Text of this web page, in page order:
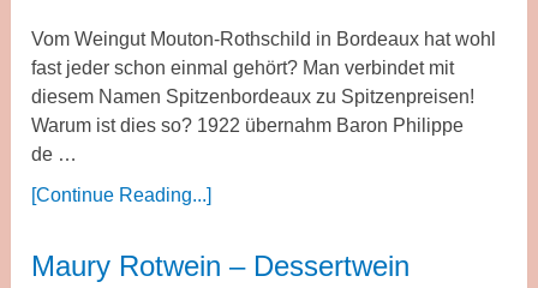
Vom Weingut Mouton-Rothschild in Bordeaux hat wohl
fast jeder schon einmal gehört? Man verbindet mit
diesem Namen Spitzenbordeaux zu Spitzenpreisen!
Warum ist dies so? 1922 übernahm Baron Philippe
de …
[Continue Reading...]
Maury Rotwein – Dessertwein